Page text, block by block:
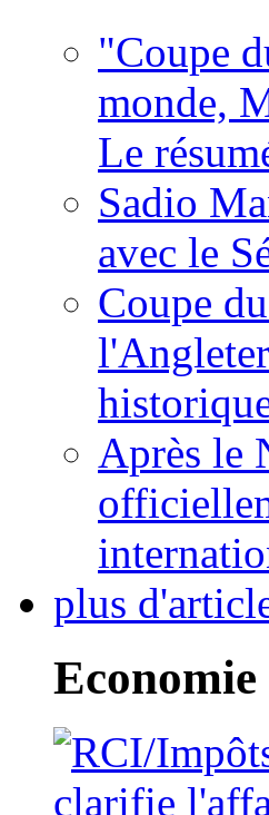
"Coupe
monde,
Le
Sadio
avec le
Coupe
Après le
plus
Economie